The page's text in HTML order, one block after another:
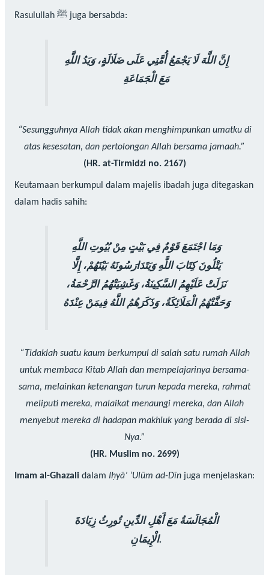
Rasulullah ﷺ juga bersabda:
إِنَّ اللَّهَ لَا يَجْمَعُ أُمَّتِي عَلَى ضَلَالَةٍ، وَيَدُ اللَّهِ
مَعَ الْجَمَاعَةِ
“Sesungguhnya Allah tidak akan menghimpunkan umatku di
atas kesesatan, dan pertolongan Allah bersama jamaah.”
(HR. at-Tirmidzi no. 2167)
Keutamaan berkumpul dalam majelis ibadah juga ditegaskan
dalam hadis sahih:
وَمَا اجْتَمَعَ قَوْمٌ فِي بَيْتٍ مِنْ بُيُوتِ اللَّهِ
يَتْلُونَ كِتَابَ اللَّهِ وَيَتَدَارَسُونَهُ بَيْنَهُمْ، إِلَّا
نَزَلَتْ عَلَيْهِمُ السَّكِينَةُ، وَغَشِيَتْهُمُ الرَّحْمَةُ،
وَحَفَّتْهُمُ الْمَلَائِكَةُ، وَذَكَرَهُمُ اللَّهُ فِيمَنْ عِنْدَهُ
“Tidaklah suatu kaum berkumpul di salah satu rumah Allah
untuk membaca Kitab Allah dan mempelajarinya bersama-
sama, melainkan ketenangan turun kepada mereka, rahmat
meliputi mereka, malaikat menaungi mereka, dan Allah
menyebut mereka di hadapan makhluk yang berada di sisi-
Nya.”
(HR. Muslim no. 2699)
Imam al-Ghazalidalam Iḥyā’ ‘Ulūm ad-Dīnjuga menjelaskan:
الْمُجَالَسَةُ مَعَ أَهْلِ الدِّينِ تُورِثُ زِيَادَةَ
الْإِيمَانِ.